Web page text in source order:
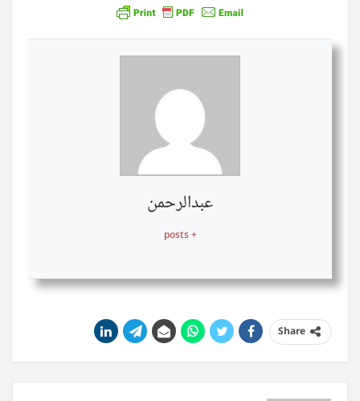
عبدالرحمن
+ posts
Share